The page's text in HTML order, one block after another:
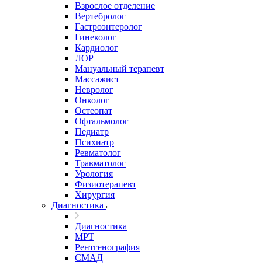
Взрослое отделение
Вертебролог
Гастроэнтеролог
Гинеколог
Кардиолог
ЛОР
Мануальный терапевт
Массажист
Невролог
Онколог
Остеопат
Офтальмолог
Педиатр
Психиатр
Ревматолог
Травматолог
Урология
Физиотерапевт
Хирургия
Диагностика
Диагностика
МРТ
Рентгенография
СМАД